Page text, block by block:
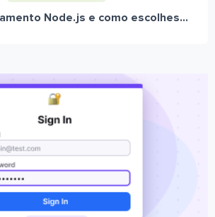
Node.js e como escolhes...